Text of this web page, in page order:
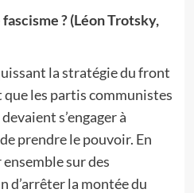
? (Léon Trotsky,
la stratégie du front
les partis communistes
s’engager à
prendre le pouvoir. En
sur des
d’arrêter la montée du